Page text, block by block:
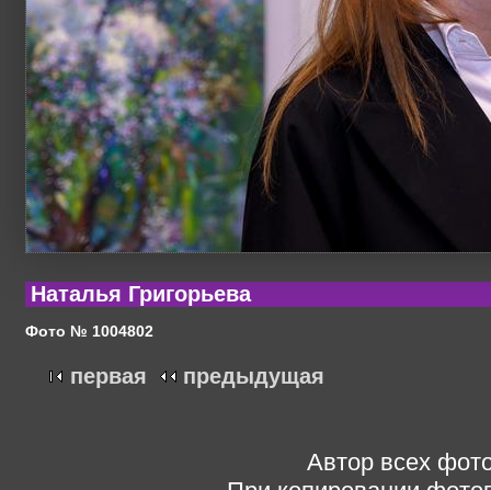
Наталья Григорьева
Фото № 1004802
первая предыдущая
Автор всех